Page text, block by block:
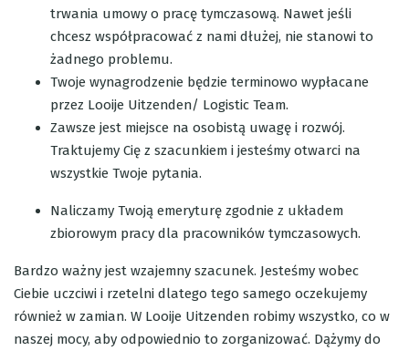
trwania umowy o pracę tymczasową. Nawet jeśli
chcesz współpracować z nami dłużej, nie stanowi to
żadnego problemu.
Twoje wynagrodzenie będzie terminowo wypłacane
przez Looije Uitzenden/ Logistic Team.
Zawsze jest miejsce na osobistą uwagę i rozwój.
Traktujemy Cię z szacunkiem i jesteśmy otwarci na
wszystkie Twoje pytania.
Naliczamy Twoją emeryturę zgodnie z układem
zbiorowym pracy dla pracowników tymczasowych.
Bardzo ważny jest wzajemny szacunek. Jesteśmy wobec
Ciebie uczciwi i rzetelni dlatego tego samego oczekujemy
również w zamian. W Looije Uitzenden robimy wszystko, co w
naszej mocy, aby odpowiednio to zorganizować. Dążymy do